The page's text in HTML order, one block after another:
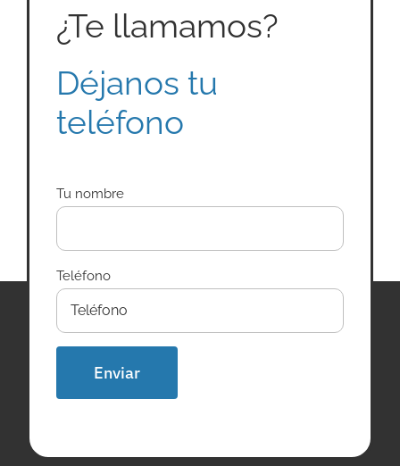
¿Te llamamos?
Déjanos tu
teléfono
Tu nombre
Teléfono